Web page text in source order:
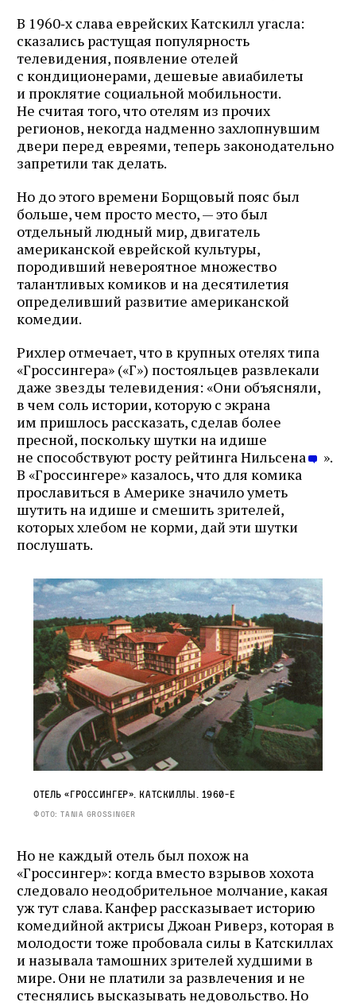
В 1960‑х слава еврейских Катскилл угасла:
сказались растущая популярность
телевидения, появление отелей
с кондиционерами, дешевые авиабилеты
и проклятие социальной мобильности.
Не считая того, что отелям из прочих
регионов, некогда надменно захлопнувшим
двери перед евреями, теперь законодательно
запретили так делать.
Но до этого времени Борщовый пояс был
больше, чем просто место, — это был
отдельный людный мир, двигатель
американской еврейской культуры,
породивший невероятное множество
талантливых комиков и на десятилетия
определивший развитие американской
комедии.
Рихлер отмечает, что в крупных отелях типа
«Гроссингера» («Г») постояльцев развлекали
даже звезды телевидения: «Они объясняли,
в чем соль истории, которую с экрана
им пришлось рассказать, сделав более
пресной, поскольку шутки на идише
не способствуют росту рейтинга Нильсена
».
В «Гроссингере» казалось, что для комика
прославиться в Америке значило уметь
шутить на идише и смешить зрителей,
которых хлебом не корми, дай эти шутки
послушать.
Отель «Гроссингер». Катскиллы. 1960‑е
Фото: Tania Grossinger
Но не каждый отель был похож на
«Гроссингер»: когда вместо взрывов хохота
следовало неодобрительное молчание, какая
уж тут слава. Канфер рассказывает историю
комедийной актрисы Джоан Риверз, которая в
молодости тоже пробовала силы в Катскиллах
и называла тамошних зрителей худшими в
мире. Они не платили за развлечения и не
стеснялись высказывать недовольство. Но